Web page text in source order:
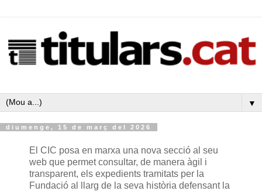
▼
diumenge, 15 de març del 2026
El CIC posa en marxa una nova secció al seu
web que permet consultar, de manera àgil i
transparent, els expedients tramitats per la
Fundació al llarg de la seva història defensant la